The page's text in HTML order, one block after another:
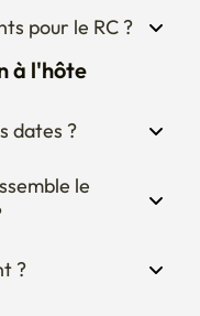
à l'hôte
dates ?
le